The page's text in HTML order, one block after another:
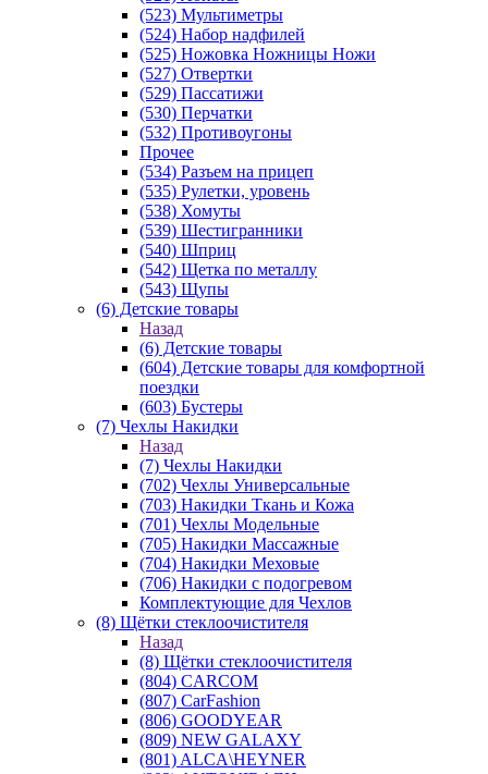
(523) Мультиметры
(524) Набор надфилей
(525) Ножовка Ножницы Ножи
(527) Отвертки
(529) Пассатижи
(530) Перчатки
(532) Противоугоны
Прочее
(534) Разъем на прицеп
(535) Рулетки, уровень
(538) Хомуты
(539) Шестигранники
(540) Шприц
(542) Щетка по металлу
(543) Щупы
(6) Детские товары
Назад
(6) Детские товары
(604) Детские товары для комфортной
поездки
(603) Бустеры
(7) Чехлы Накидки
Назад
(7) Чехлы Накидки
(702) Чехлы Универсальные
(703) Накидки Ткань и Кожа
(701) Чехлы Модельные
(705) Накидки Массажные
(704) Накидки Меховые
(706) Накидки с подогревом
Комплектующие для Чехлов
(8) Щётки стеклоочистителя
Назад
(8) Щётки стеклоочистителя
(804) CARCOM
(807) CarFashion
(806) GOODYEAR
(809) NEW GALAXY
(801) ALCA\HEYNER